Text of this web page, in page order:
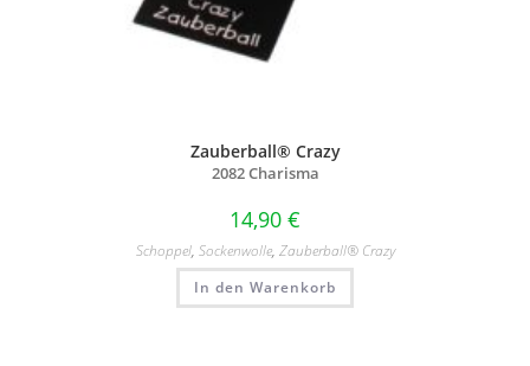
Zauberball® Crazy
2082 Charisma
14,90 €
Schoppel, Sockenwolle, Zauberball® Crazy
In den Warenkorb